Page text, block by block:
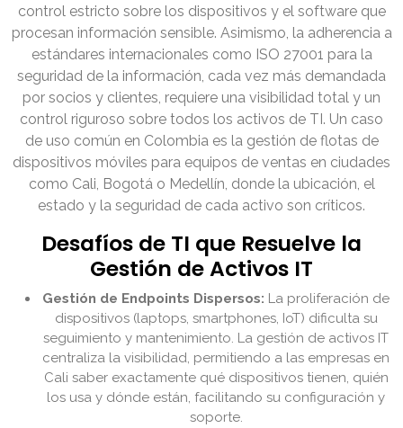
control estricto sobre los dispositivos y el software que
procesan información sensible. Asimismo, la adherencia a
estándares internacionales como ISO 27001 para la
seguridad de la información, cada vez más demandada
por socios y clientes, requiere una visibilidad total y un
control riguroso sobre todos los activos de TI. Un caso
de uso común en Colombia es la gestión de flotas de
dispositivos móviles para equipos de ventas en ciudades
como Cali, Bogotá o Medellín, donde la ubicación, el
estado y la seguridad de cada activo son críticos.
Desafíos de TI que Resuelve la
Gestión de Activos IT
Gestión de Endpoints Dispersos: La proliferación de
dispositivos (laptops, smartphones, IoT) dificulta su
seguimiento y mantenimiento. La gestión de activos IT
centraliza la visibilidad, permitiendo a las empresas en
Cali saber exactamente qué dispositivos tienen, quién
los usa y dónde están, facilitando su configuración y
soporte.